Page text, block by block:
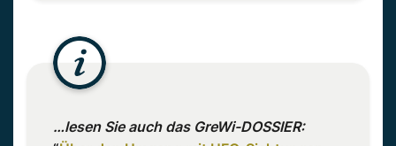
…lesen Sie auch das GreWi-DOSSIER: